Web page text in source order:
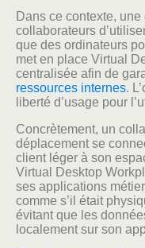
Dans ce contexte,
collaborateurs
que des ordinateurs
met en place Virtual
centralisée afin de
ressources internes.
liberté d’usage pour
Concrètement, un
déplacement se
client léger à son
Virtual Desktop
ses applications
comme s’il était
évitant que les
localement sur son